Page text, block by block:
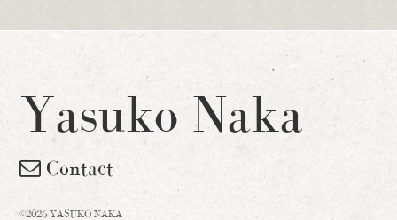
Yasuko Naka
Contact
©2026 YASUKO NAKA